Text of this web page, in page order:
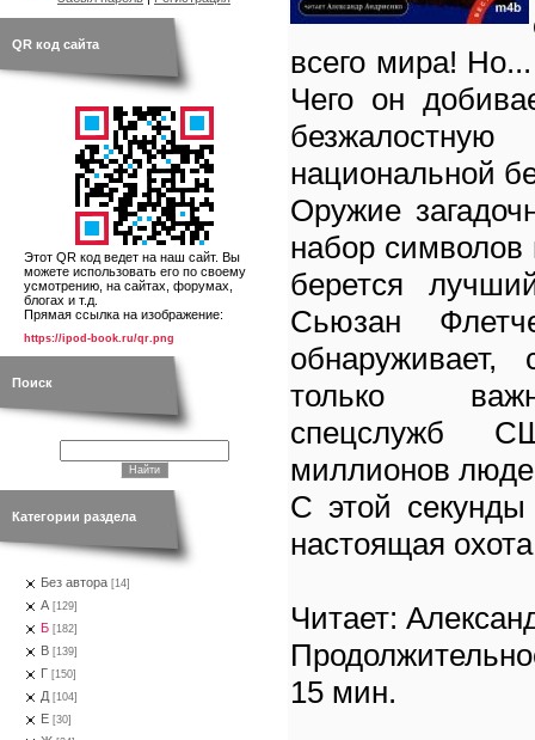
QR код сайта
Этот QR код ведет на наш сайт. Вы
можете использовать его по своему
усмотрению, на сайтах, форумах,
блогах и т.д.
Прямая ссылка на изображение:
https://ipod-book.ru/qr.png
Поиск
Категории раздела
Без автора [14]
А [129]
Б [182]
В [139]
Г [150]
Д [104]
Е [30]
всего мира!
Чего он
национальной
Оружие
набор
берется
Сьюзан
только
спецслужб
миллионов
С этой
настоящая
Читает:
15 мин.